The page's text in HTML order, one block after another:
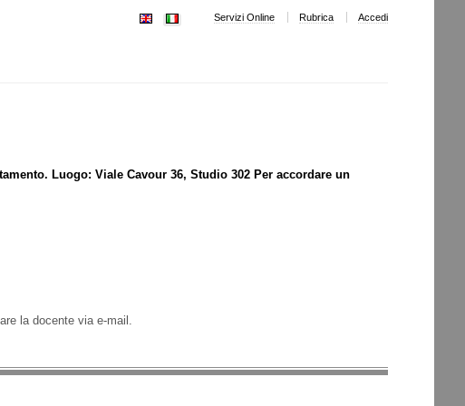
Servizi Online Rubrica Accedi
Luogo: Viale Cavour 36, Studio 302 Per accordare un
la docente via e-mail.